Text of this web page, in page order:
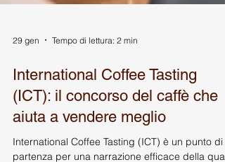
29 gen Tempo di lettura: 2 min
International Coffee Tasting